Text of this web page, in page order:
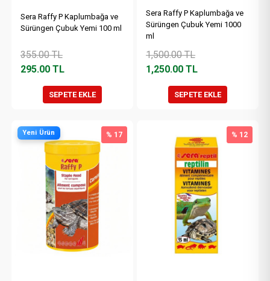
Sera Raffy P Kaplumbağa ve
Sürüngen Çubuk Yemi 100 ml
355.00TL
295.00TL
SEPETE EKLE
Sera Raffy P Kaplumbağa ve
Sürüngen Çubuk Yemi 1000
ml
1,500.00TL
1,250.00 TL
SEPETE EKLE
Yeni Ürün % 17 % 12